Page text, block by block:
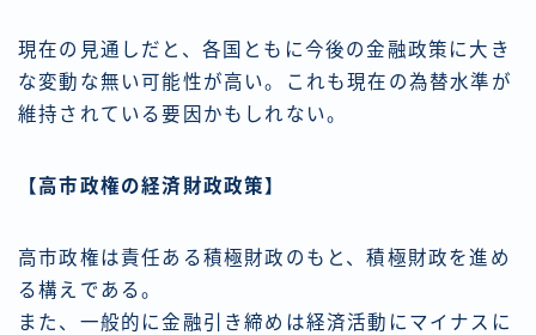
現在の見通しだと、各国ともに今後の金融政策に大き
な変動な無い可能性が高い。これも現在の為替水準が
維持されている要因かもしれない。
【高市政権の経済財政政策】
高市政権は責任ある積極財政のもと、積極財政を進め
る構えである。
また、一般的に金融引き締めは経済活動にマイナスに